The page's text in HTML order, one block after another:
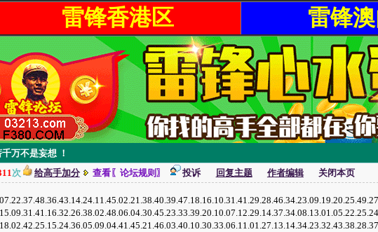
雷锋香港区 雷锋
万不是妄想 ！
次 给高手加分 查看〖论坛规则〗 投诉 回复主题 作者编辑 关闭本页